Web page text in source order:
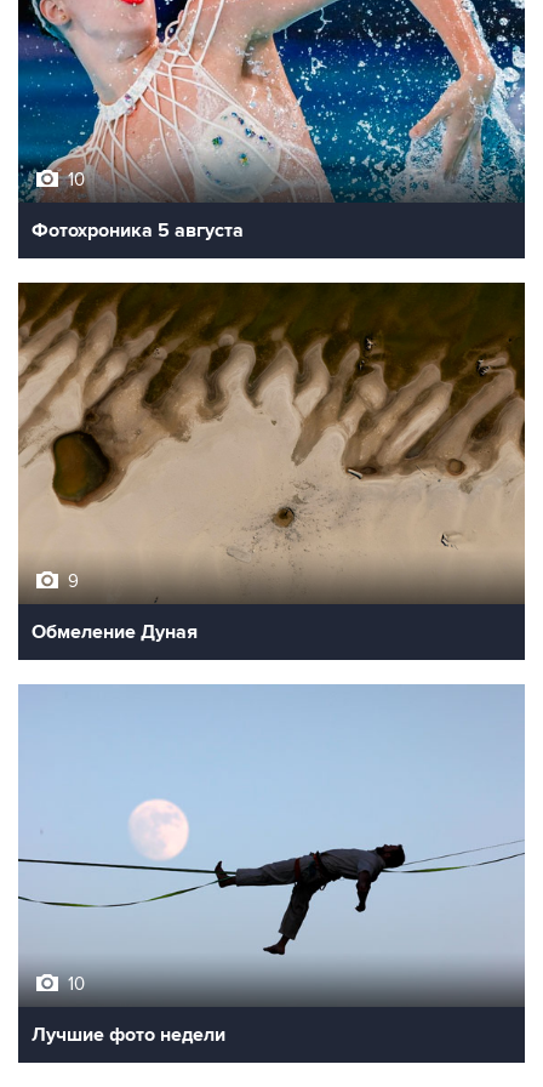
10
Фотохроника 5 августа
9
Обмеление Дуная
10
Лучшие фото недели